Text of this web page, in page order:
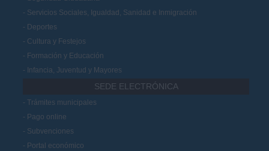
Servicios Sociales, Igualdad, Sanidad e Inmigración
Deportes
Cultura y Festejos
Formación y Educación
Infancia, Juventud y Mayores
SEDE ELECTRÓNICA
Trámites municipales
Pago online
Subvenciones
Portal económico